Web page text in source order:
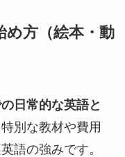
め方（絵本・動
日常的な英語と
別な教材や費用
語の強みです。